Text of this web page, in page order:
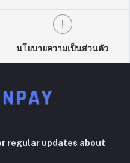
นโยบายความเป็นส่วนตัว
regular updates about